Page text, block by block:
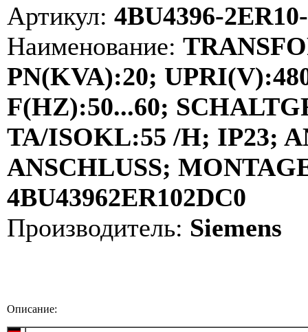
Артикул: 4BU4396-
Наименование:
PN(KVA):20;
F(HZ):50...60;
TA/ISOKL:55 /H; IP23;
ANSCHLUSS;
4BU43962ER102DC0
Производитель: Siemens
Описание: